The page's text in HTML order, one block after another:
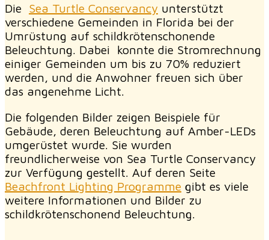
Die Sea Turtle Conservancy unterstützt
verschiedene Gemeinden in Florida bei der
Umrüstung auf schildkrötenschonende
Beleuchtung. Dabei konnte die Stromrechnung
einiger Gemeinden um bis zu 70% reduziert
werden, und die Anwohner freuen sich über
das angenehme Licht.
Die folgenden Bilder zeigen Beispiele für
Gebäude, deren Beleuchtung auf Amber-LEDs
umgerüstet wurde. Sie wurden
freundlicherweise von Sea Turtle Conservancy
zur Verfügung gestellt. Auf deren Seite
Beachfront Lighting Programme gibt es viele
weitere Informationen und Bilder zu
schildkrötenschonend Beleuchtung.